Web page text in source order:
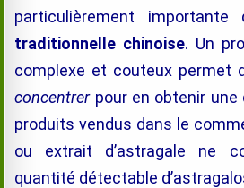
particulièrement
traditionnelle chinoise. Un
complexe et couteux permet
concentrerpour en obtenir une
produits vendus dans le
ou extrait d’astragale ne
quantité détectable